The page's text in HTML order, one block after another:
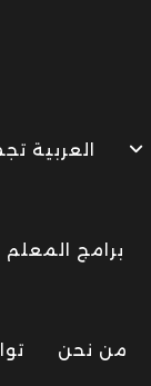
العربية
برامج المعلم
من نحن